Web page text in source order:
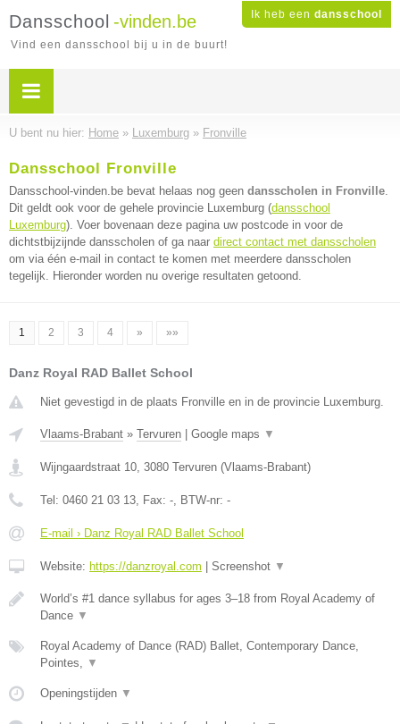
Ik heb een dansschool
Dansschool -vinden.be
Vind een dansschool bij u in de buurt!
U bent nu hier: Home » Luxemburg » Fronville
Dansschool Fronville
Dansschool-vinden.be bevat helaas nog geen dansscholen in Fronville.
Dit geldt ook voor de gehele provincie Luxemburg (dansschool
Luxemburg). Voer bovenaan deze pagina uw postcode in voor de
dichtstbijzijnde dansscholen of ga naar direct contact met dansscholen
om via één e-mail in contact te komen met meerdere dansscholen
tegelijk. Hieronder worden nu overige resultaten getoond.
1 2 3 4 » »»
Danz Royal RAD Ballet School
Niet gevestigd in de plaats Fronville en in de provincie Luxemburg.
Vlaams-Brabant » Tervuren Google maps ▼
Wijngaardstraat 10, 3080 Tervuren (Vlaams-Brabant)
Tel: 0460 21 03 13, Fax: -, BTW-nr: -
E-mail › Danz Royal RAD Ballet School
Website: https://danzroyal.com Screenshot ▼
World’s #1 dance syllabus for ages 3–18 from Royal Academy of
Dance ▼
Royal Academy of Dance (RAD) Ballet, Contemporary Dance,
Pointes, ▼
Openingstijden ▼